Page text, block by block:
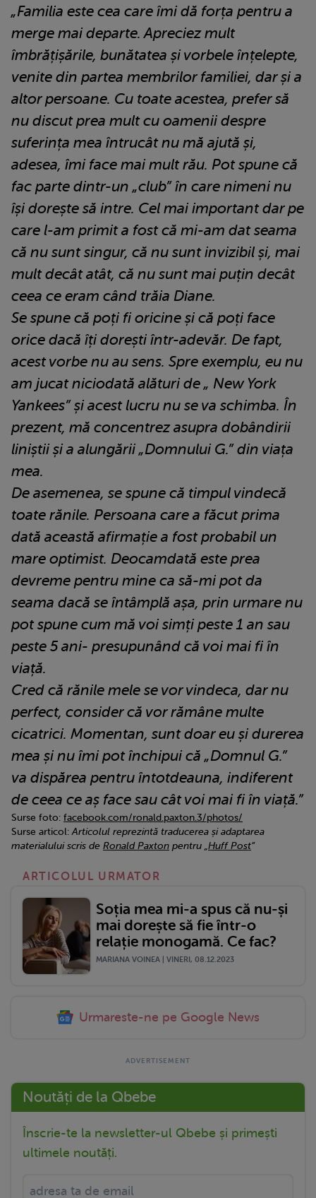
„Familia este cea care îmi dă forța pentru a
merge mai departe. Apreciez mult
îmbrățișările, bunătatea și vorbele înțelepte,
venite din partea membrilor familiei, dar și a
altor persoane. Cu toate acestea, prefer să
nu discut prea mult cu oamenii despre
suferința mea întrucât nu mă ajută și,
adesea, îmi face mai mult rău. Pot spune că
fac parte dintr-un „club” în care nimeni nu
își dorește să intre. Cel mai important dar pe
care l-am primit a fost că mi-am dat seama
că nu sunt singur, că nu sunt invizibil și, mai
mult decât atât, că nu sunt mai puțin decât
ceea ce eram când trăia Diane.
Se spune că poți fi oricine și că poți face
orice dacă îți dorești într-adevăr. De fapt,
acest vorbe nu au sens. Spre exemplu, eu nu
am jucat niciodată alături de „ New York
Yankees” și acest lucru nu se va schimba. În
prezent, mă concentrez asupra dobândirii
liniștii și a alungării „Domnului G.” din viața
mea.
De asemenea, se spune că timpul vindecă
toate rănile. Persoana care a făcut prima
dată această afirmație a fost probabil un
mare optimist. Deocamdată este prea
devreme pentru mine ca să-mi pot da
seama dacă se întâmplă așa, prin urmare nu
pot spune cum mă voi simți peste 1 an sau
peste 5 ani- presupunând că voi mai fi în
viață.
Cred că rănile mele se vor vindeca, dar nu
perfect, consider că vor rămâne multe
cicatrici. Momentan, sunt doar eu și durerea
mea și nu îmi pot închipui că „Domnul G.”
va dispărea pentru întotdeauna, indiferent
de ceea ce aș face sau cât voi mai fi în viață.”
Surse foto: facebook.com/ronald.paxton.3/photos/
Surse articol: Articolul reprezintă traducerea și adaptarea
materialului scris de Ronald Paxton pentru „ Huff Post”
ARTICOLUL URMATOR
Soția mea mi-a spus că nu-și
mai dorește să fie într-o
relație monogamă. Ce fac?
MARIANA VOINEA | VINERI, 08.12.2023
Urmareste-ne pe Google News
Noutăți de la Qbebe
Înscrie-te la newsletter-ul Qbebe și primești
ultimele noutăți.